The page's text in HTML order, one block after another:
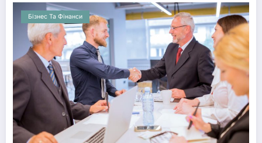
Бізнес Та Фінанси